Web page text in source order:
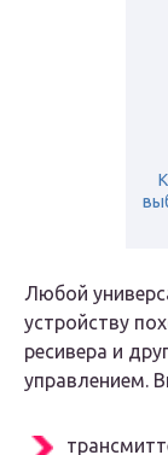
Любой
устройству
ресивера и
управлением.